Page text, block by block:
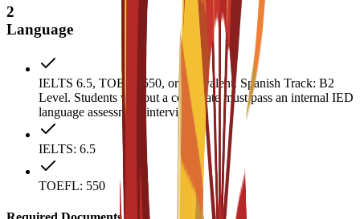
2
Language
IELTS 6.5, TOEFL 550, or equivalent. Spanish Track: B2
Level. Students without a certificate must pass an internal IED
language assessment interview.
IELTS: 6.5
TOEFL: 550